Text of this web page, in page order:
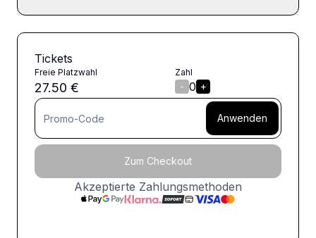
Tickets
Freie Platzwahl
27.50 €
Zahl
- 0 +
Anwenden
Zum Checkout
Akzeptierte Zahlungsmethoden